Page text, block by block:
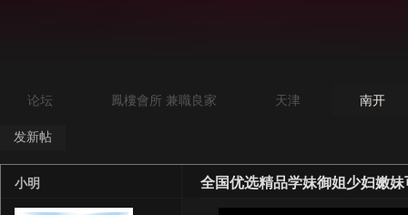
论坛 鳳樓會所 兼職良家 天津 南开
发新帖
全国优选精品学妹御姐少妇嫩
小明